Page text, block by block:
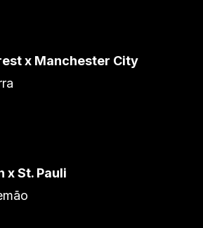
x Manchester City
x St. Pauli